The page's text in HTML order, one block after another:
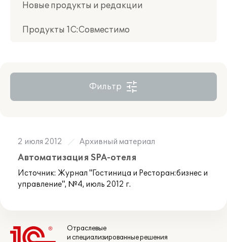
Новые продукты и редакции
Продукты 1С:Совместимо
Фильтр
2 июля 2012 Архивный материал
Автоматизация SPA-отеля
Источник: Журнал "Гостиница и Ресторан:бизнес и
управление", №4, июль 2012 г.
Отраслевые
и специализированные решения